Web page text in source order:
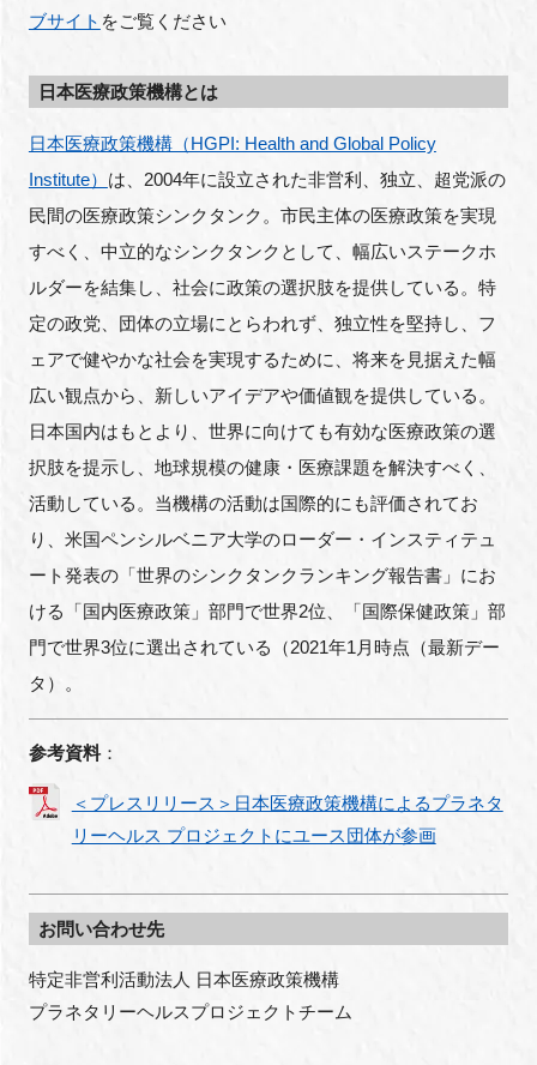
ブサイト をご覧ください
日本医療政策機構とは
日本医療政策機構（HGPI: Health and Global Policy
Institute） は、2004年に設立された非営利、独立、超党派の
民間の医療政策シンクタンク。市民主体の医療政策を実現
すべく、中立的なシンクタンクとして、幅広いステークホ
ルダーを結集し、社会に政策の選択肢を提供している。特
定の政党、団体の立場にとらわれず、独立性を堅持し、フ
ェアで健やかな社会を実現するために、将来を見据えた幅
広い観点から、新しいアイデアや価値観を提供している。
日本国内はもとより、世界に向けても有効な医療政策の選
択肢を提示し、地球規模の健康・医療課題を解決すべく、
活動している。当機構の活動は国際的にも評価されてお
り、米国ペンシルベニア大学のローダー・インスティテュ
ート発表の「世界のシンクタンクランキング報告書」にお
ける「国内医療政策」部門で世界2位、「国際保健政策」部
門で世界3位に選出されている（2021年1月時点（最新デー
タ）。
参考資料：
＜プレスリリース＞日本医療政策機構によるプラネタ
リーヘルス プロジェクトにユース団体が参画
お問い合わせ先
特定非営利活動法人 日本医療政策機構
プラネタリーヘルスプロジェクトチーム